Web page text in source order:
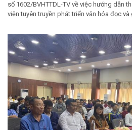
số 1602/BVHTTDL-TV về việc hướng dẫn
viện tuyên truyền phát triển văn hóa đọc và